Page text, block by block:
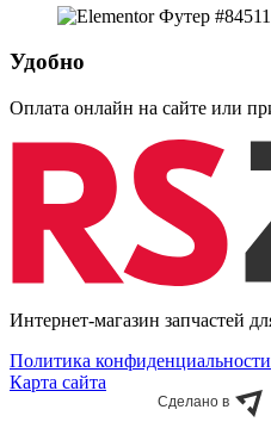
Удобно
Оплата онлайн на сайте или
Интернет-магазин запчастей
Политика конфиденциальности
Карта сайта
Сделано в